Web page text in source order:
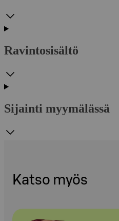
Ravintosisältö
Sijainti myymälässä
Katso myös